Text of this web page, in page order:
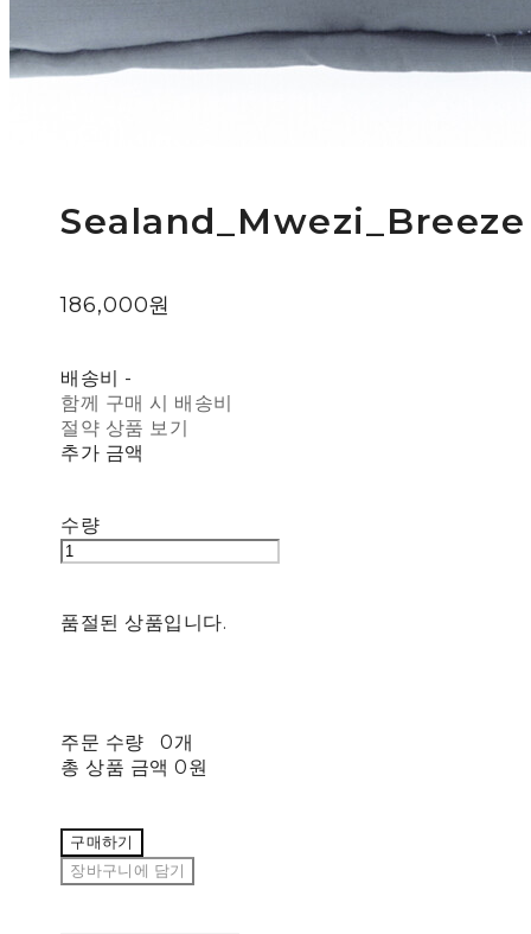
Sealand_Mwezi_Breeze
186,000원
배송비 -
함께 구매 시 배송비
절약 상품 보기
추가 금액
수량
품절된 상품입니다.
주문 수량
0개
총 상품 금액 0원
구매하기
장바구니에 담기